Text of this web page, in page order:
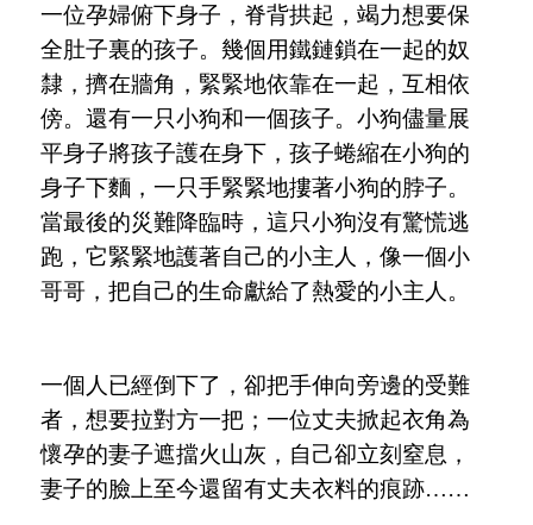
一位孕婦俯下身子，脊背拱起，竭力想要保
全肚子裏的孩子。幾個用鐵鏈鎖在一起的奴
隸，擠在牆角，緊緊地依靠在一起，互相依
傍。還有一只小狗和一個孩子。小狗儘量展
平身子將孩子護在身下，孩子蜷縮在小狗的
身子下麵，一只手緊緊地摟著小狗的脖子。
當最後的災難降臨時，這只小狗沒有驚慌逃
跑，它緊緊地護著自己的小主人，像一個小
哥哥，把自己的生命獻給了熱愛的小主人。
一個人已經倒下了，卻把手伸向旁邊的受難
者，想要拉對方一把；一位丈夫掀起衣角為
懷孕的妻子遮擋火山灰，自己卻立刻窒息，
妻子的臉上至今還留有丈夫衣料的痕跡……